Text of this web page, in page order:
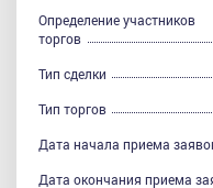
Определение участников
торгов
Тип сделки
Тип торгов
Дата начала приема
Дата окончания приема